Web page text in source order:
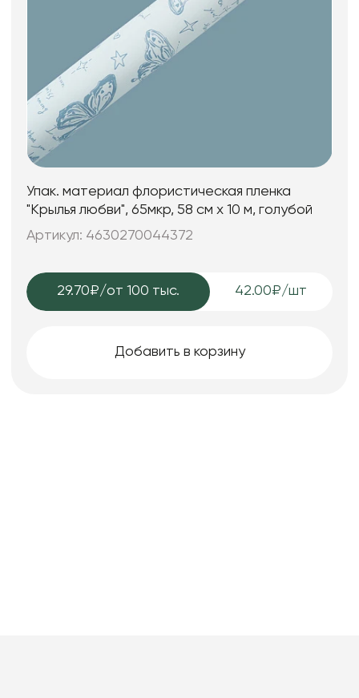
Упак. материал флористическая пленка
"Крылья любви", 65мкр, 58 см х 10 м, голубой
Артикул: 4630270044372
29.70₽/от 100 тыс. 42.00₽/шт
Добавить в корзину